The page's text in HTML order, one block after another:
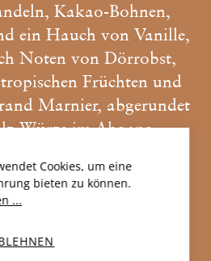
Kakao-Bohnen,
ein Hauch von Vanille,
Noten von Dörrobst,
Früchten und
Marnier, abgerundet
Würze im Abgang.
60.00
N
Cookies, um eine
bieten zu können.
...